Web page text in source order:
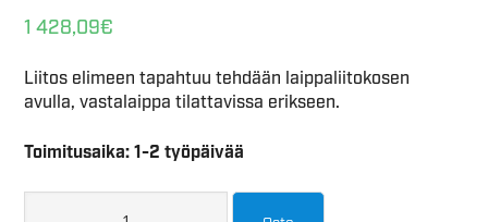
1 428,09€
Liitos elimeen tapahtuu tehdään laippaliitokosen
avulla, vastalaippa tilattavissa erikseen.
Toimitusaika: 1-2 työpäivää